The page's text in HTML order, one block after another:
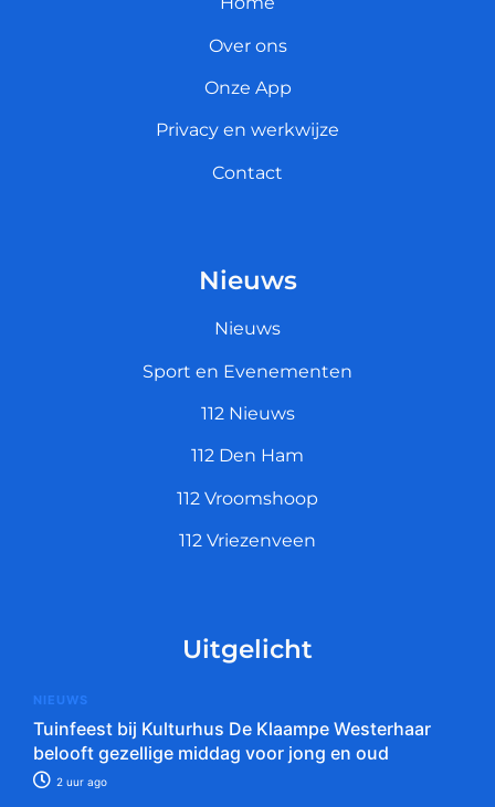
Over ons
Onze App
Privacy en werkwijze
Contact
Nieuws
Nieuws
Sport en Evenementen
112 Nieuws
112 Den Ham
112 Vroomshoop
112 Vriezenveen
Uitgelicht
NIEUWS
Tuinfeest bij Kulturhus De Klaampe Westerhaar
belooft gezellige middag voor jong en oud
2 uur ago